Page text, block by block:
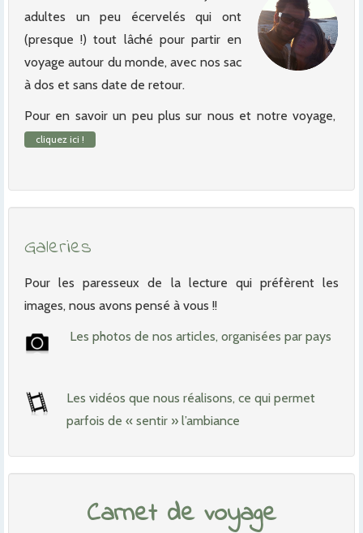
adultes un peu écervelés qui ont
(presque !) tout lâché pour partir en
voyage autour du monde, avec nos sac
à dos et sans date de retour.
Pour en savoir un peu plus sur nous et notre voyage,
cliquez ici !
Galeries
Pour les paresseux de la lecture qui préfèrent les
images, nous avons pensé à vous !!
Les photos de nos articles, organisées par pays
Les vidéos que nous réalisons, ce qui permet
parfois de « sentir » l’ambiance
Carnet de voyage